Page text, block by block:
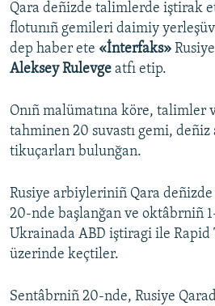
RFE/RS bütün saytları
Qara deñizde talimlerde iştirak
flotunıñ gemileri daimiy
dep haber ete «İnterfaks»
Aleksey Rulevge atfı etip.
Onıñ malümatına köre, talimler
tahminen 20 suvastı gemi, deñiz
tikuçarları bulunğan.
Rusiye arbiyleriniñ Qara
20-nde başlanğan ve oktâbrniñ
Ukrainada ABD iştiragi ile
üzerinde keçtiler.
Sentâbrniñ 20-nde, Rusiye